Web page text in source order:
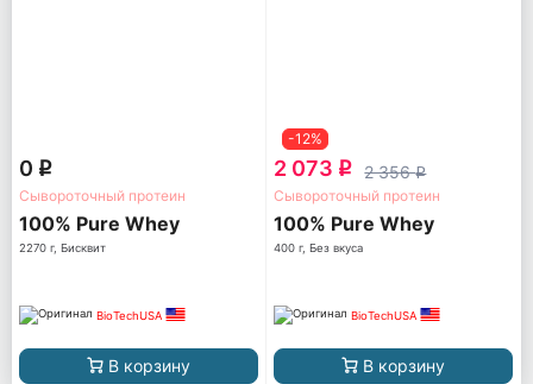
0 q
Сывороточный протеин
100% Pure Whey
2270 г, Бисквит
BioTechUSA
В корзину
-12%
2 073 q 2 356q
Сывороточный протеин
100% Pure Whey
400 г, Без вкуса
BioTechUSA
В корзину